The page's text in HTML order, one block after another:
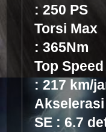
: 250 PS
: 365Nm
Top
: 217 km/
SE : 6.7